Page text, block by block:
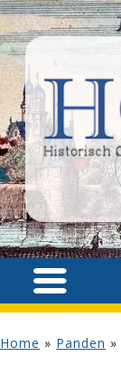
Home » Panden »